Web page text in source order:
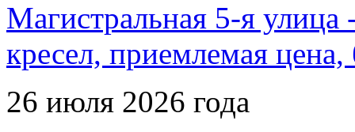
Магистральная 5-я улица
кресел, приемлемая цена,
26 июля 2026 года